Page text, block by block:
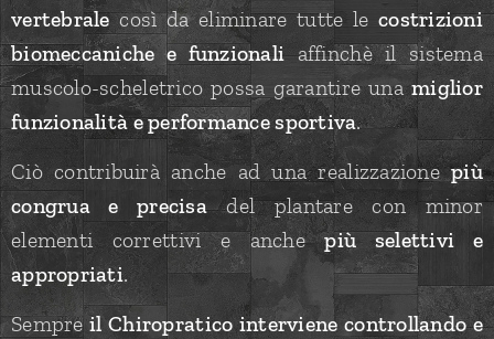
vertebralecosì da eliminare tutte lecostrizioni
biomeccaniche e funzionaliaffinchè il sistema
muscolo-scheletrico possa garantire unamiglior
funzionalità e performance sportiva.
Ciò contribuirà anche ad una realizzazionepiù
congrua e precisadel plantare con minor
elementi correttivi e anchepiù selettivi e
appropriati.
Sempre il Chiropratico interviene controllando e